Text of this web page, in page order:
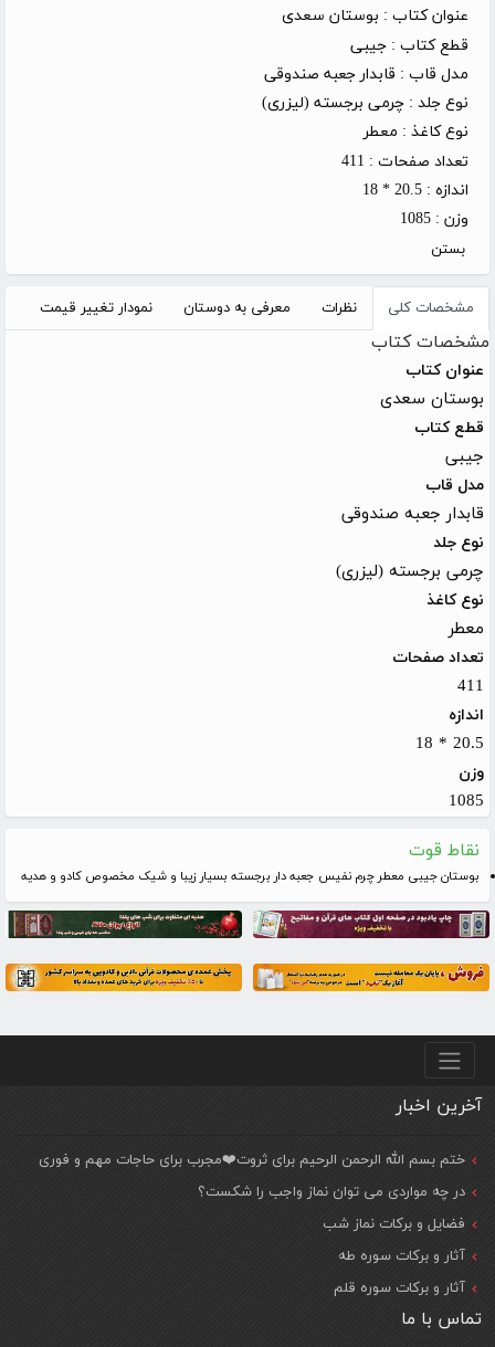
عنوان کتاب : بوستان سعدی
قطع کتاب : جیبی
مدل قاب : قابدار جعبه صندوقی
نوع جلد : چرمی برجسته (لیزری)
نوع کاغذ : معطر
تعداد صفحات : 411
اندازه : 20.5 * 18
وزن : 1085
بستن
مشخصات کلی نظرات معرفی به دوستان نمودار تغییر قیمت
مشخصات کتاب
عنوان کتاب
بوستان سعدی
قطع کتاب
جیبی
مدل قاب
قابدار جعبه صندوقی
نوع جلد
چرمی برجسته (لیزری)
نوع کاغذ
معطر
تعداد صفحات
411
اندازه
20.5 * 18
وزن
1085
نقاط قوت
بوستان جیبی معطر چرم نفیس جعبه دار برجسته بسیار زیبا و شیک مخصوص کادو و هدیه
منو پایین
آخرین اخبار
ختم بسم الله الرحمن الرحیم برای ثروت❤️مجرب برای حاجات مهم و فوری
در چه مواردی می توان نماز واجب را شکست؟
فضایل و برکات نماز شب
آثار و برکات سوره طه
آثار و برکات سوره قلم
تماس با ما